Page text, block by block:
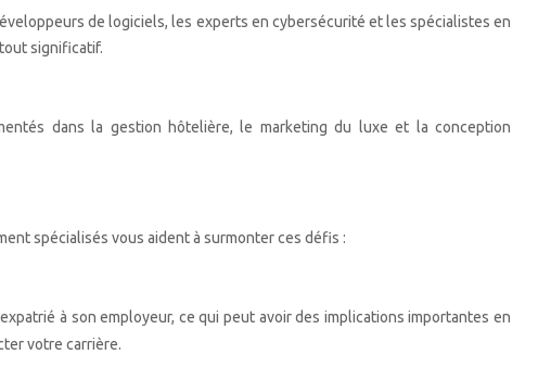
de logiciels, les experts en cybersécurité et les spécialistes en
significatif.
dans la gestion hôtelière, le marketing du luxe et la conception
spécialisés vous aident à surmonter ces défis :
à son employeur, ce qui peut avoir des implications importantes en
votre carrière.